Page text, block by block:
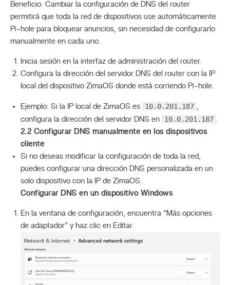
Beneficio: Cambiar la configuración de DNS del router
permitirá que toda la red de dispositivos use automáticamente
Pi-hole para bloquear anuncios, sin necesidad de configurarlo
manualmente en cada uno.
Inicia sesión en la interfaz de administración del router.
Configura la dirección del servidor DNS del router con la IP
local del dispositivo ZimaOS donde está corriendo Pi-hole.
Ejemplo: Si la IP local de ZimaOS es 10.0.201.187 ,
configura la dirección del servidor DNS en
10.0.201.187 .
2.2 Configurar DNS manualmente en los dispositivos
cliente
Si no deseas modificar la configuración de toda la red,
puedes configurar una dirección DNS personalizada en un
solo dispositivo con la IP de ZimaOS.
Configurar DNS en un dispositivo Windows
En la ventana de configuración, encuentra “Más opciones
de adaptador” y haz clic en Editar.